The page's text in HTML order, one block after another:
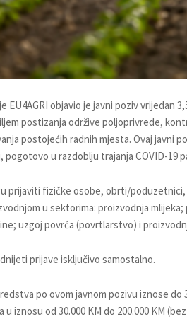
EU4AGRI objavio je javni poziv vrijedan
postizanja održive poljoprivrede,
postojećih radnih mjesta. Ovaj javni
pogotovo u razdoblju trajanja COVID-19
prijaviti fizičke osobe, obrti/
u sektorima: proizvodnja
uzgoj povrća (povrtlarstvo) i
prijave isključivo samostalno.
po ovom javnom pozivu iznose
iznosu od 30.000 KM do 200.000 KM